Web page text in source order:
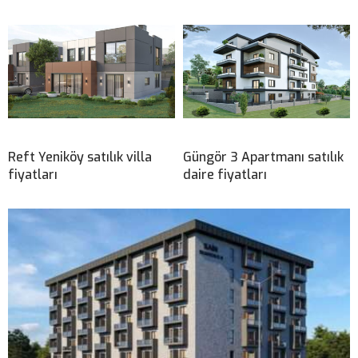
Reft Yeniköy satılık villa
fiyatları
Güngör 3 Apartmanı satılık
daire fiyatları